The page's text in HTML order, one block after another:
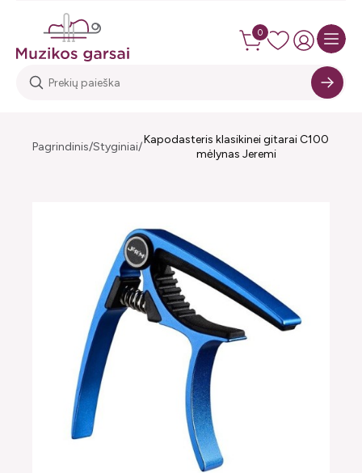
0
Pagrindinis Styginiai
Kapodasteris klasikinei gitarai C100
mėlynas Jeremi